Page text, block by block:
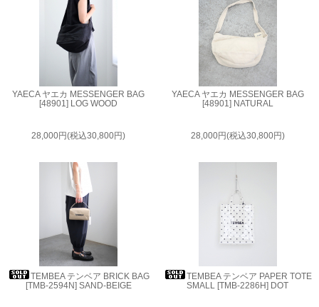
YAECA ヤエカ MESSENGER BAG
[48901] LOG WOOD
28,000円(税込30,800円)
YAECA ヤエカ MESSENGER BAG
[48901] NATURAL
28,000円(税込30,800円)
TEMBEA テンベア BRICK BAG
[TMB-2594N] SAND-BEIGE
TEMBEA テンベア PAPER TOTE
SMALL [TMB-2286H] DOT